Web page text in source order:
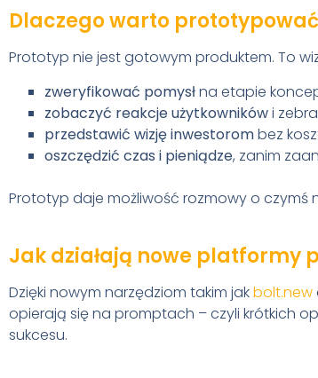
Dlaczego warto
Prototyp nie jest gotowym produktem. To
zweryfikować pomysłna etapie
zobaczyć reakcje użytkownikówi
przedstawić wizję inwestorombez
oszczędzić czas i pieniądze, zanim
Prototyp daje możliwość rozmowy o
Jak działają nowe platformy
Dzięki nowym narzędziom takim jakbolt.new
opierają się na promptach – czyli krótkich
sukcesu.